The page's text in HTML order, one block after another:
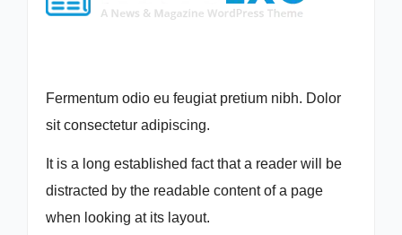
Fermentum odio eu feugiat pretium nibh. Dolor
sit consectetur adipiscing.
It is a long established fact that a reader will be
distracted by the readable content of a page
when looking at its layout.